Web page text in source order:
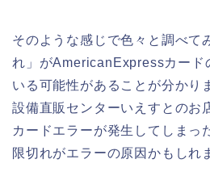
そのような感じで色々と調べて
れ」がAmericanExpressカード
いる可能性があることが分かり
設備直販センターいえすとの
カードエラーが発生してしまっ
限切れがエラーの原因かもしれ